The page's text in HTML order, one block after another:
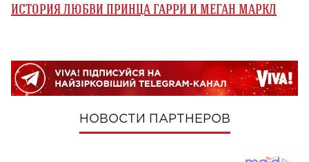
ИСТОРИЯ ЛЮБВИ ПРИНЦА ГАРРИ И МЕГАН МАРКЛ
НОВОСТИ ПАРТНЕРОВ